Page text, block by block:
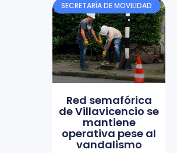
SECRETARÍA DE MOVILIDAD
Red semafórica
de Villavicencio se
mantiene
operativa pese al
vandalismo